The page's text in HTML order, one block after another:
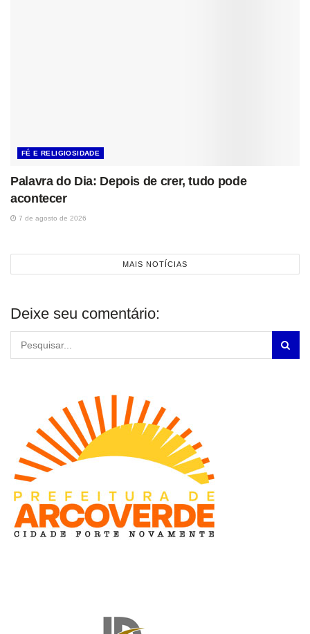
FÉ E RELIGIOSIDADE
Palavra do Dia: Depois de crer, tudo pode
acontecer
7 de agosto de 2026
MAIS NOTÍCIAS
Deixe seu comentário: